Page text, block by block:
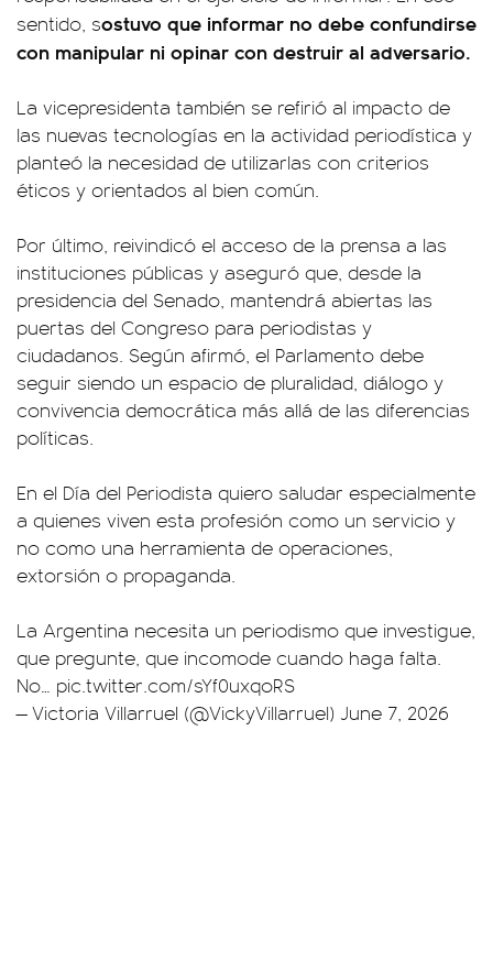
sentido, sostuvo que informar no debe confundirse
con manipular ni opinar con destruir al adversario.
La vicepresidenta también se refirió al impacto de
las nuevas tecnologías en la actividad periodística y
planteó la necesidad de utilizarlas con criterios
éticos y orientados al bien común.
Por último, reivindicó el acceso de la prensa a las
instituciones públicas y aseguró que, desde la
presidencia del Senado, mantendrá abiertas las
puertas del Congreso para periodistas y
ciudadanos. Según afirmó, el Parlamento debe
seguir siendo un espacio de pluralidad, diálogo y
convivencia democrática más allá de las diferencias
políticas.
En el Día del Periodista quiero saludar especialmente
a quienes viven esta profesión como un servicio y
no como una herramienta de operaciones,
extorsión o propaganda.
La Argentina necesita un periodismo que investigue,
que pregunte, que incomode cuando haga falta.
No… pic.twitter.com/sYf0uxqoRS
— Victoria Villarruel (@VickyVillarruel) June 7, 2026